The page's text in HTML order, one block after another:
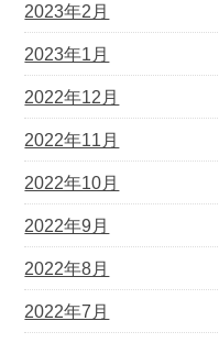
2023年2月
2023年1月
2022年12月
2022年11月
2022年10月
2022年9月
2022年8月
2022年7月